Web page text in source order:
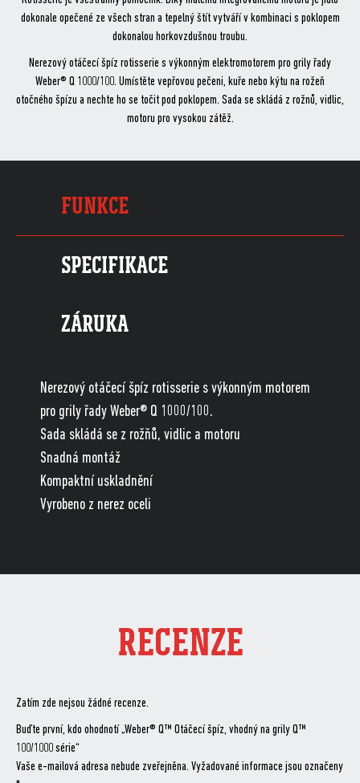
dokonale opečené ze všech stran a tepelný štít vytváří v kombinaci s poklopem
dokonalou horkovzdušnou troubu.
Nerezový otáčecí špíz rotisserie s výkonným elektromotorem pro grily řady
Weber® Q 1000/100. Umístěte vepřovou pečeni, kuře nebo kýtu na rožeň
otočného špízu a nechte ho se točit pod poklopem. Sada se skládá z rožnů, vidlic,
motoru pro vysokou zátěž.
FUNKCE
SPECIFIKACE
ZÁRUKA
Nerezový otáčecí špíz rotisserie s výkonným motorem
pro grily řady Weber® Q 1000/100.
Sada skládá se z rožňů, vidlic a motoru
Snadná montáž
Kompaktní uskladnění
Vyrobeno z nerez oceli
RECENZE
Zatím zde nejsou žádné recenze.
Buďte první, kdo ohodnotí „Weber® Q™ Otáčecí špíz, vhodný na grily Q™
100/1000 série“
Vaše e-mailová adresa nebude zveřejněna. Vyžadované informace jsou označeny